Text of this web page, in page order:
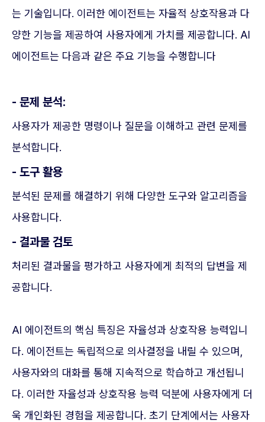
는 기술입니다. 이러한 에이전트는 자율적 상호작용과 다
양한 기능을 제공하여 사용자에게 가치를 제공합니다. AI
에이전트는 다음과 같은 주요 기능을 수행합니다
- 문제 분석:
사용자가 제공한 명령이나 질문을 이해하고 관련 문제를
분석합니다.
- 도구 활용
분석된 문제를 해결하기 위해 다양한 도구와 알고리즘을
사용합니다.
- 결과물 검토
처리된 결과물을 평가하고 사용자에게 최적의 답변을 제
공합니다.
AI 에이전트의 핵심 특징은 자율성과 상호작용 능력입니
다. 에이전트는 독립적으로 의사결정을 내릴 수 있으며,
사용자와의 대화를 통해 지속적으로 학습하고 개선됩니
다. 이러한 자율성과 상호작용 능력 덕분에 사용자에게 더
욱 개인화된 경험을 제공합니다. 초기 단계에서는 사용자